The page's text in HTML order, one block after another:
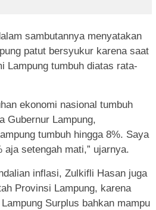
sambutannya menyatakan
patut bersyukur karena saat
Lampung tumbuh diatas rata-
ekonomi nasional tumbuh
Gubernur Lampung,
tumbuh hingga 8%. Saya
aja setengah mati,” ujarnya.
inflasi, Zulkifli Hasan juga
Provinsi Lampung, karena
Surplus bahkan mampu